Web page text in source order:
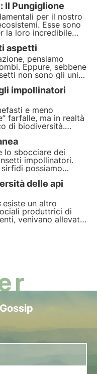
Il Pungiglione
per il nostro
Esse sono
la loro incredibile
di noi non
paura di essere
aspetti
pensiamo
Eppure, sebbene
non sono gli unici
servizio
impollinatori
e meno
farfalle, ma in realtà
di biodiversità.
insetti
note api, e
di moltissime
lo sbocciare dei
impollinatori.
possiamo
ad
delle api
esiste un altro
produttrici di
venivano allevate
e il loro miele